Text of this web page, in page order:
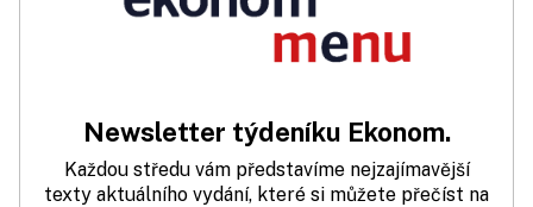
Newsletter týdeníku Ekonom.
Každou středu vám představíme nejzajímavější
texty aktuálního vydání, které si můžete přečíst na